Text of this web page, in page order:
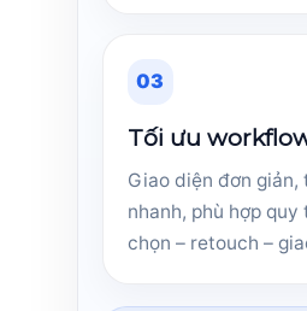
03
Tối ưu
Giao diện đơn giản,
nhanh, phù hợp quy
chọn – retouch –